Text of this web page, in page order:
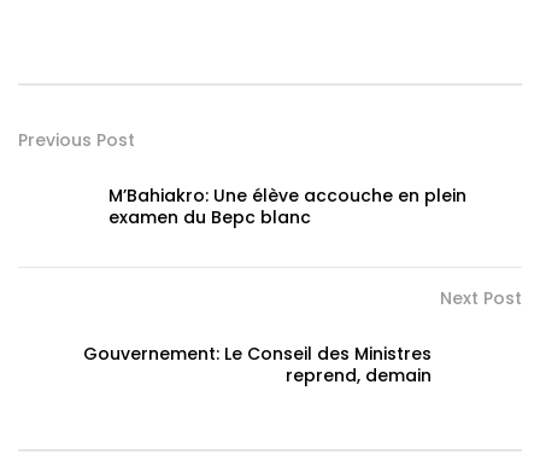
Previous Post
M’Bahiakro: Une élève accouche en plein
examen du Bepc blanc
Next Post
Gouvernement: Le Conseil des Ministres
reprend, demain